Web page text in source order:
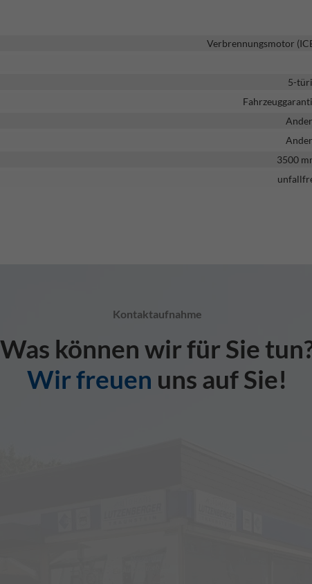
Verbrennungsmotor
5-
3500
Kontaktaufnahme
Was können wir für Sie
Wir freuen uns auf Sie!